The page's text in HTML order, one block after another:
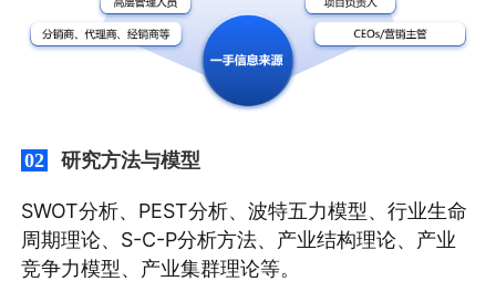
02 研究方法与模型
SWOT分析、PEST分析、波特五力模型、行业生命
周期理论、S-C-P分析方法、产业结构理论、产业
竞争力模型、产业集群理论等。